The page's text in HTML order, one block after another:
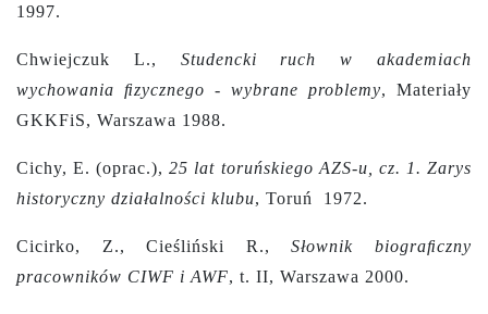
1997.
Chwiejczuk L., Studencki ruch w akademiach
wychowania ﬁzycznego - wybrane problemy, Materiały
GKKFiS, Warszawa 1988.
Cichy, E. (oprac.),25 lat toruńskiego AZS-u, cz. 1. Zarys
historyczny działalności klubu, Toruń 1972.
Cicirko, Z., Cieśliński R.,Słownik biograﬁczny
pracowników CIWF i AWF, t. II, Warszawa 2000.